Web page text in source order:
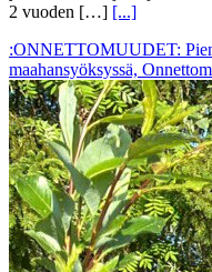
2 vuoden […] [...]
:ONNETTOMUUDET:
maahansyöksyssä,